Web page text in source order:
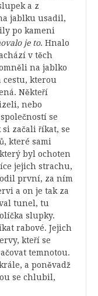
a z
jablku usadil,
po kameni
je to. Hnalo
v těch
na jablko
cestu, kterou
Někteří
nebo
se
začali říkat, se
které sami
byl ochoten
jejich strachu,
první, za ním
a on je tak za
tunel, tu
slupky.
rabové. Jejich
kteří se
temnotou.
a poněvadž
se chlubil,